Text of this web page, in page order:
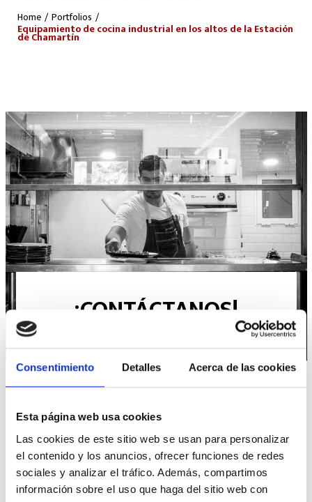
Consentimiento Detalles Acerca de las cookies
Esta página web usa cookies
Las cookies de este sitio web se usan para personalizar
el contenido y los anuncios, ofrecer funciones de redes
sociales y analizar el tráfico. Además, compartimos
información sobre el uso que haga del sitio web con
Home / Portfolios /
Equipamiento de cocina industrial en los altos de la Estación
de Chamartín
¡CONTÁCTANOS!
CONSULTE CON NUESTRO EQUIPO DE
ESPECIALISTAS
Contáctanos para resolver tus dudas, También puedes
Correo electrónico
web@foodsat.es